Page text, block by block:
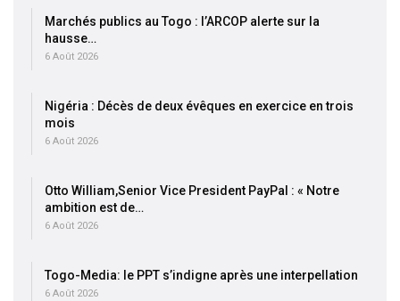
Marchés publics au Togo : l’ARCOP alerte sur la
hausse…
6 Août 2026
Nigéria : Décès de deux évêques en exercice en trois
mois
6 Août 2026
Otto William,Senior Vice President PayPal : « Notre
ambition est de…
6 Août 2026
Togo-Media: le PPT s’indigne après une interpellation
6 Août 2026